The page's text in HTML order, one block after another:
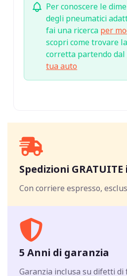
Per conoscere le
degli pneumatici
fai una ricerca per
scopri come trovare
corretta partendo dal
tua auto
Spedizioni
Con corriere espresso,
5 Anni di garanzia
Garanzia inclusa su difetti